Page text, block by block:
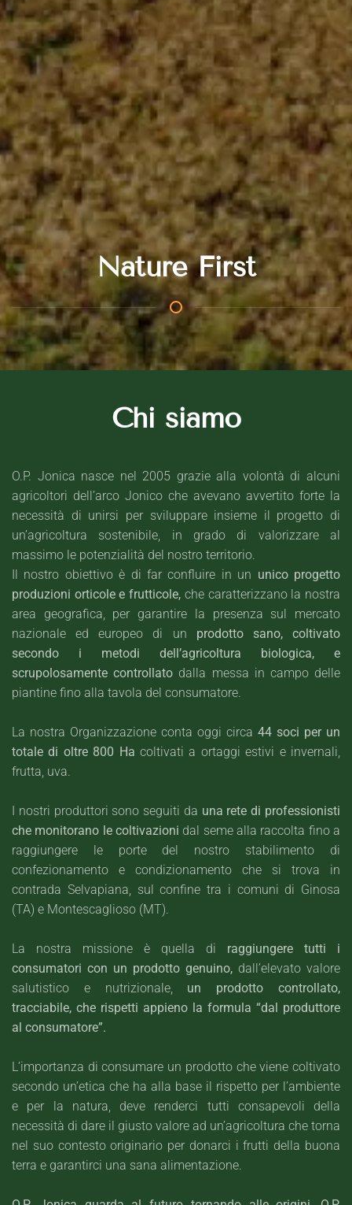
Nature First
Chi siamo
O.P. Jonica nasce nel 2005 grazie alla volontà di alcuni
agricoltori dell’arco Jonico che avevano avvertito forte la
necessità di unirsi per sviluppare insieme il progetto di
un’agricoltura sostenibile, in grado di valorizzare al
massimo le potenzialità del nostro territorio.
Il nostro obiettivo è di far confluire in un unico progetto
produzioni orticole e frutticole, che caratterizzano la nostra
area geografica, per garantire la presenza sul mercato
nazionale ed europeo di un prodotto sano, coltivato
secondo i metodi dell’agricoltura biologica, e
scrupolosamente controllato dalla messa in campo delle
piantine fino alla tavola del consumatore.
La nostra Organizzazione conta oggi circa 44 soci per un
totale di oltre 800 Ha coltivati a ortaggi estivi e invernali,
frutta, uva.
I nostri produttori sono seguiti da una rete di professionisti
che monitorano le coltivazioni dal seme alla raccolta fino a
raggiungere le porte del nostro stabilimento di
confezionamento e condizionamento che si trova in
contrada Selvapiana, sul confine tra i comuni di Ginosa
(TA) e Montescaglioso (MT).
La nostra missione è quella di raggiungere tutti i
consumatori con un prodotto genuino, dall’elevato valore
salutistico e nutrizionale, un prodotto controllato,
tracciabile, che rispetti appieno la formula “dal produttore
al consumatore”.
L’importanza di consumare un prodotto che viene coltivato
secondo un’etica che ha alla base il rispetto per l’ambiente
e per la natura, deve renderci tutti consapevoli della
necessità di dare il giusto valore ad un’agricoltura che torna
nel suo contesto originario per donarci i frutti della buona
terra e garantirci una sana alimentazione.